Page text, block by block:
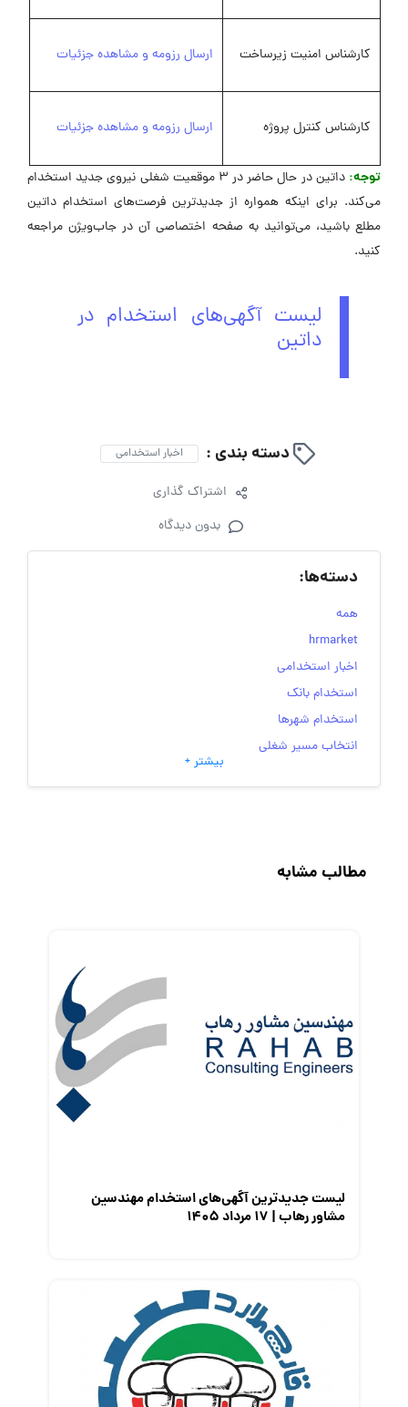
کارشناس امنیت زیرساخت ارسال رزومه و مشاهده جزئیات
کارشناس کنترل پروژه ارسال رزومه و مشاهده جزئیات
توجه:
داتین در حال حاضر در 3 موقعیت شغلی نیروی جدید استخدام
می‌کند. برای اینکه همواره از جدیدترین فرصت‌های استخدام داتین
مطلع باشید، می‌توانید به صفحه اختصاصی آن در جاب‌ویژن مراجعه
کنید.
لیست آگهی‌های استخدام در
داتین
دسته بندی : اخبار استخدامی
اشتراک گذاری
بدون دیدگاه
دسته‌ها:
همه
hrmarket
اخبار استخدامی
استخدام بانک
استخدام شهرها
انتخاب مسیر شغلی
به‌روزرسانی‌های سایت (کارجویی)
رزومه
گزارش‌های آماری
مصاحبه شغلی
معرفی شرکت ها
بیشتر +
مطالب مشابه
لیست جدیدترین آگهی‌های استخدام مهندسین
مشاور رهاب | ۱۷ مرداد ۱۴۰۵